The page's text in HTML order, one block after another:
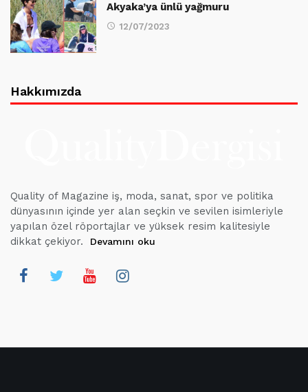
Akyaka’ya ünlü yağmuru
12/07/2023
Hakkımızda
Quality of Magazine iş, moda, sanat, spor ve politika
dünyasının içinde yer alan seçkin ve sevilen isimleriyle
yapılan özel röportajlar ve yüksek resim kalitesiyle
dikkat çekiyor.
Devamını oku